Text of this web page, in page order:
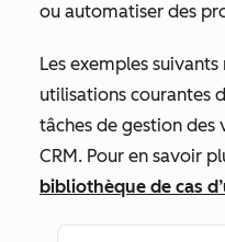
ou automatiser des
Les exemples
utilisations courantes
tâches de gestion des
CRM. Pour en savoir
bibliothèque de cas